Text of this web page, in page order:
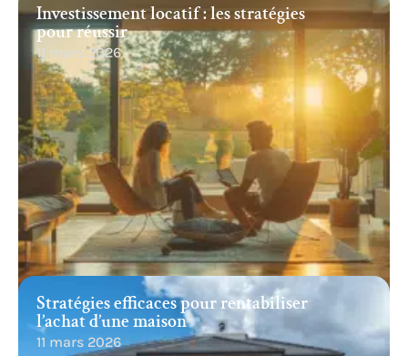
Investissement locatif : les stratégies
pour réussir
11 mars 2026
Stratégies efficaces pour rentabiliser
l’achat d’une maison
11 mars 2026